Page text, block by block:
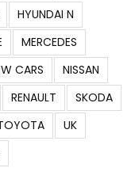
HYUNDAI N
MERCEDES
CARS
NISSAN
RENAULT
SKODA
UK